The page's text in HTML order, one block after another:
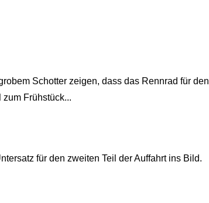
Schotter zeigen, dass das Rennrad für den
Frühstück...
für den zweiten Teil der Auffahrt ins Bild.